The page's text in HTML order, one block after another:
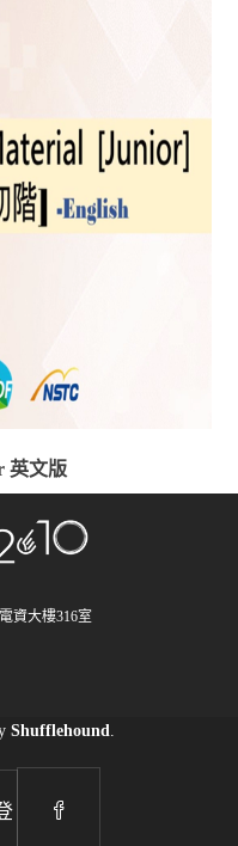
英文版
資大樓316室
Shufflehound.